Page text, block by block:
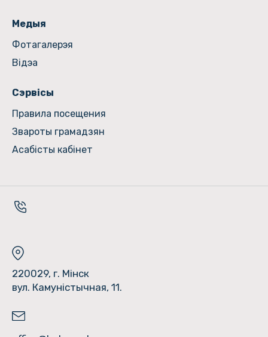
Медыя
Фотагалерэя
Відэа
Сэрвісы
Правила посещения
Звароты грамадзян
Асабісты кабінет
220029, г. Мінск
вул. Камуністычная, 11.